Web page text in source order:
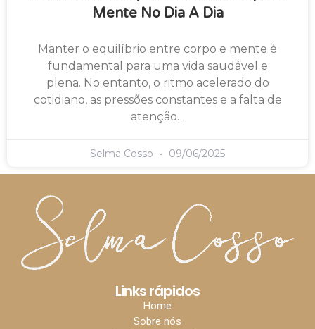
Mente No Dia A Dia
Manter o equilíbrio entre corpo e mente é
fundamental para uma vida saudável e
plena. No entanto, o ritmo acelerado do
cotidiano, as pressões constantes e a falta de
atenção…
Selma Cosso 09/06/2025
Links rápidos
Home
Sobre nós